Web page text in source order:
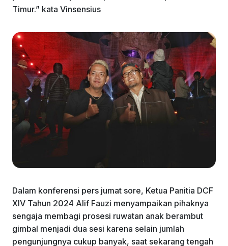
Timur.” kata Vinsensius
Dalam konferensi pers jumat sore, Ketua Panitia DCF
XIV Tahun 2024 Alif Fauzi menyampaikan pihaknya
sengaja membagi prosesi ruwatan anak berambut
gimbal menjadi dua sesi karena selain jumlah
pengunjungnya cukup banyak, saat sekarang tengah